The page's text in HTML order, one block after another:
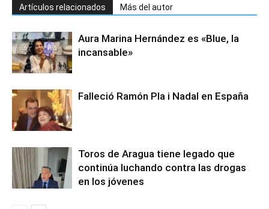
Artículos relacionados Más del autor
Aura Marina Hernández es «Blue, la
incansable»
Falleció Ramón Pla i Nadal en España
Toros de Aragua tiene legado que
continúa luchando contra las drogas
en los jóvenes